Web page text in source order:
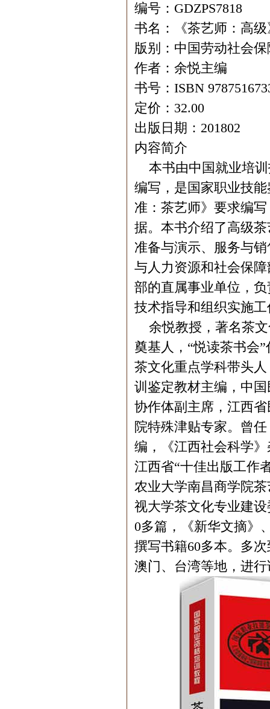
编号：GDZPS7818
书名：《茶艺师：高
版别：中国劳动社会
作者：余悦主编
书号：ISBN
定价：32.00
出版日期：201802
内容简介
本书由中国就业培训
编写，是国家职业技
准：茶艺师》要求编
据。本书介绍了高级
准备与演示、服务与
与人力资源和社会保
部的直属事业单位，
技术指导和组织实施
余悦教授，著名茶文
奠基人，“悦读茶书会
茶文化重点学科带头
训鉴定教材主编，中
协作体副主席，江西
院特殊津贴专家。曾
编，《江西社会科学
江西省“十佳出版工作
农业大学南昌商学院
视大学茶文化专业建
0多篇，《新华文摘》
撰写书籍60多本。多
澳门、台湾等地，进